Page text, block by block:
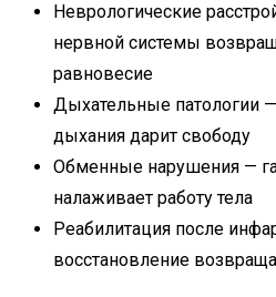
Неврологические
нервной системы
равновесие
Дыхательные патологии
дыхания дарит свободу
Обменные нарушения —
налаживает работу тела
Реабилитация после
восстановление